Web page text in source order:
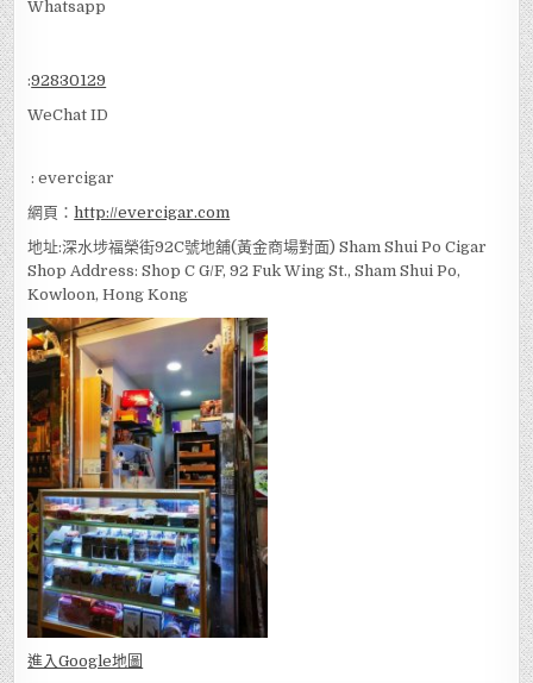
國內查詢：18717731351
: 92830129
WeChat ID
: evercigar
網頁： http://evercigar.com
地址:深水埗福榮街92C號地舖(黃金商場對面) Sham Shui Po Cigar
Shop Address: Shop C G/F, 92 Fuk Wing St., Sham Shui Po,
Kowloon, Hong Kong